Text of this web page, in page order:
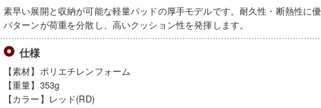
素早い展開と収納が可能な軽量パッドの厚手モデルです。耐久性・断熱性に
パターンが荷重を分散し、高いクッション性を発揮します。
仕様
【素材】ポリエチレンフォーム
【重量】353g
【カラー】レッド(RD)